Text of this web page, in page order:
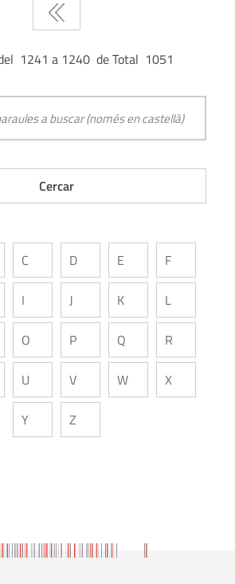
1241 a 1240 de Total 1051
C D E F
I J K L
O P Q R
U V W X
Y Z